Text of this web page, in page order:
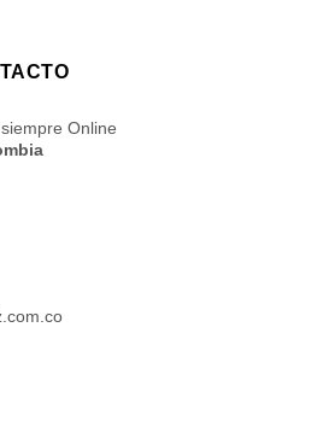
Online